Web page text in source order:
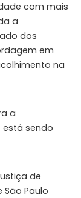
com mais
a
dos
em
na
a
sendo
de
São Paulo